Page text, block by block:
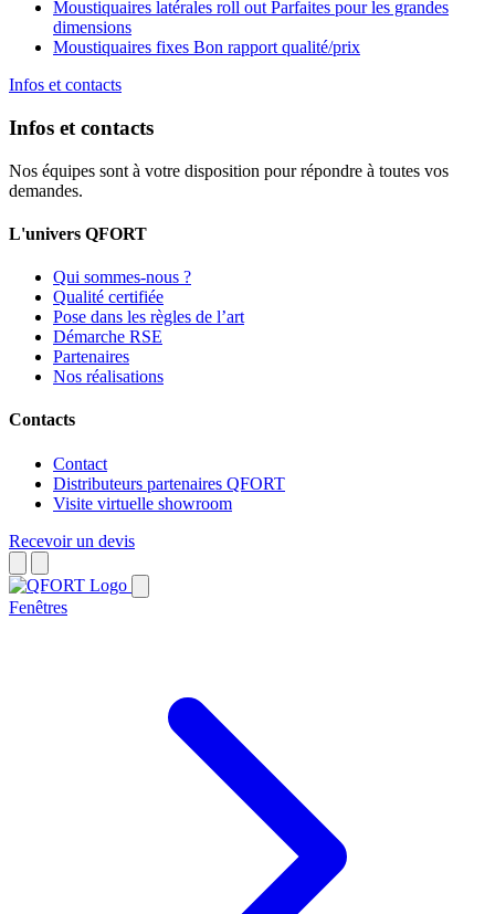
Moustiquaires latérales roll out Parfaites pour les grandes
dimensions
Moustiquaires fixes Bon rapport qualité/prix
Infos et contacts
Infos et contacts
Nos équipes sont à votre disposition pour répondre à toutes vos
demandes.
L'univers QFORT
Qui sommes-nous ?
Qualité certifiée
Pose dans les règles de l’art
Démarche RSE
Partenaires
Nos réalisations
Contacts
Contact
Distributeurs partenaires QFORT
Visite virtuelle showroom
Recevoir un devis
Fenêtres